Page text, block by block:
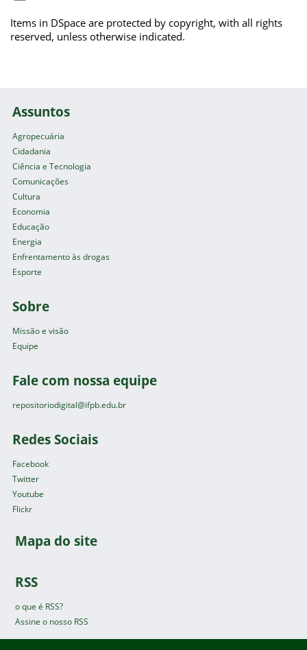
Items in DSpace are protected by copyright, with all rights
reserved, unless otherwise indicated.
Assuntos
Agropecuária
Cidadania
Ciência e Tecnologia
Comunicações
Cultura
Economia
Educação
Energia
Enfrentamento às drogas
Esporte
Sobre
Missão e visão
Equipe
Fale com nossa equipe
repositoriodigital@ifpb.edu.br
Redes Sociais
Facebook
Twitter
Youtube
Flickr
Mapa do site
RSS
o que é RSS?
Assine o nosso RSS